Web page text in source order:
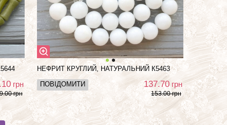
грн
грн
НЕФРИТ КРУГЛИЙ, НАТУРАЛЬНИЙ К5463
ПОВІДОМИТИ
137.70 грн
153.00 грн